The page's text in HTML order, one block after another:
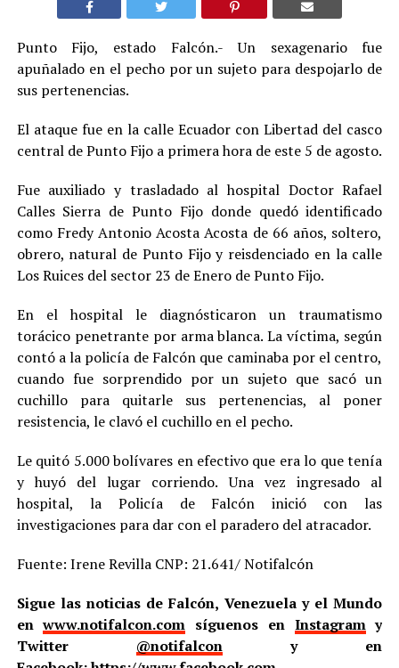
Punto Fijo, estado Falcón.- Un sexagenario fue
apuñalado en el pecho por un sujeto para despojarlo de
sus pertenencias.
El ataque fue en la calle Ecuador con Libertad del casco
central de Punto Fijo a primera hora de este 5 de agosto.
Fue auxiliado y trasladado al hospital Doctor Rafael
Calles Sierra de Punto Fijo donde quedó identificado
como Fredy Antonio Acosta Acosta de 66 años, soltero,
obrero, natural de Punto Fijo y reisdenciado en la calle
Los Ruices del sector 23 de Enero de Punto Fijo.
En el hospital le diagnósticaron un traumatismo
torácico penetrante por arma blanca. La víctima, según
contó a la policía de Falcón que caminaba por el centro,
cuando fue sorprendido por un sujeto que sacó un
cuchillo para quitarle sus pertenencias, al poner
resistencia, le clavó el cuchillo en el pecho.
Le quitó 5.000 bolívares en efectivo que era lo que tenía
y huyó del lugar corriendo. Una vez ingresado al
hospital, la Policía de Falcón inició con las
investigaciones para dar con el paradero del atracador.
Fuente: Irene Revilla CNP: 21.641/ Notifalcón
Sigue las noticias de Falcón, Venezuela y el Mundo
enwww.notifalcon.com síguenos en Instagramy
Twitter @notifalcony en